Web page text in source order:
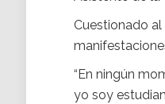
Cuestionado
“En ningún
yo soy